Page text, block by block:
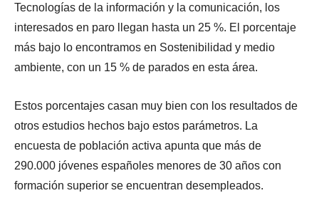
Tecnologías de la información y la comunicación, los
interesados en paro llegan hasta un 25 %. El porcentaje
más bajo lo encontramos en Sostenibilidad y medio
ambiente, con un 15 % de parados en esta área.
Estos porcentajes casan muy bien con los resultados de
otros estudios hechos bajo estos parámetros. La
encuesta de población activa apunta que más de
290.000 jóvenes españoles menores de 30 años con
formación superior se encuentran desempleados.